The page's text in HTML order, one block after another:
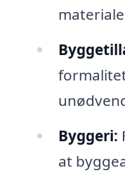
Byggeri:
at